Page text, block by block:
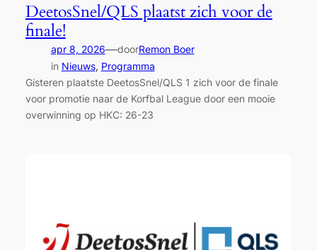
DeetosSnel/QLS plaatst zich voor de
finale!
apr 8, 2026—doorRemon Boer
in Nieuws, Programma
Gisteren plaatste DeetosSnel/QLS 1 zich voor de finale
voor promotie naar de Korfbal League door een mooie
overwinning op HKC: 26-23